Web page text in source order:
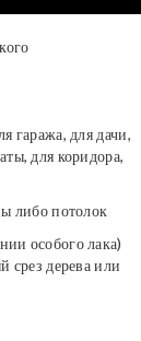
гаража, для дачи,
для коридора,
либо потолок
особого лака)
срез дерева или